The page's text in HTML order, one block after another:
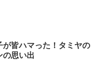
が皆ハマった！タミヤの
の思い出